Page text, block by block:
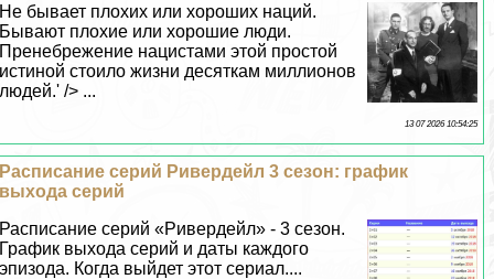
Не бывает плохих или хороших наций.
Бывают плохие или хорошие люди.
Пренебрежение нацистами этой простой
истиной стоило жизни десяткам миллионов
людей.' /> ...
13 07 2026 10:54:25
Расписание серий Ривердейл 3 сезон: график
выхода серий
Расписание серий «Ривердейл» - 3 сезон.
График выхода серий и даты каждого
эпизода. Когда выйдет этот сериал....